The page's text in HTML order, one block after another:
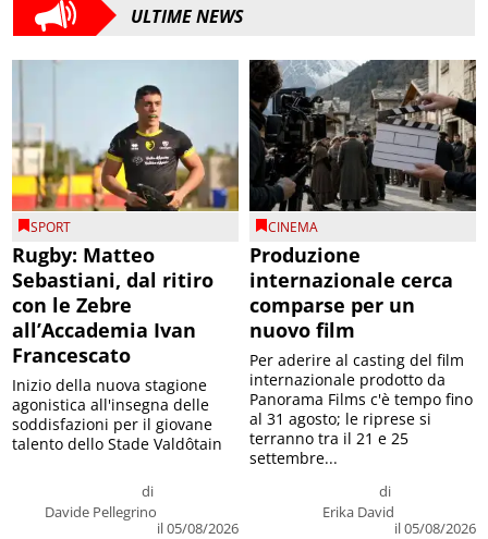
ULTIME NEWS
SPORT
Rugby: Matteo
Sebastiani, dal ritiro
con le Zebre
all’Accademia Ivan
Francescato
di
Davide Pellegrino
il 05/08/2026
Inizio della nuova stagione
agonistica all'insegna delle
soddisfazioni per il giovane
talento dello Stade Valdôtain
CINEMA
Produzione
internazionale cerca
comparse per un
nuovo film
di
Erika David
il 05/08/2026
Per aderire al casting del film
internazionale prodotto da
Panorama Films c'è tempo fino
al 31 agosto; le riprese si
terranno tra il 21 e 25
settembre...